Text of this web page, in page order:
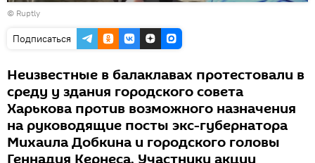
Воспроизвести
видео
© Ruptly
Подписаться
Неизвестные в балаклавах протестовали в
среду у здания городского совета
Харькова против возможного назначения
на руководящие посты экс-губернатора
Михаила Добкина и городского головы